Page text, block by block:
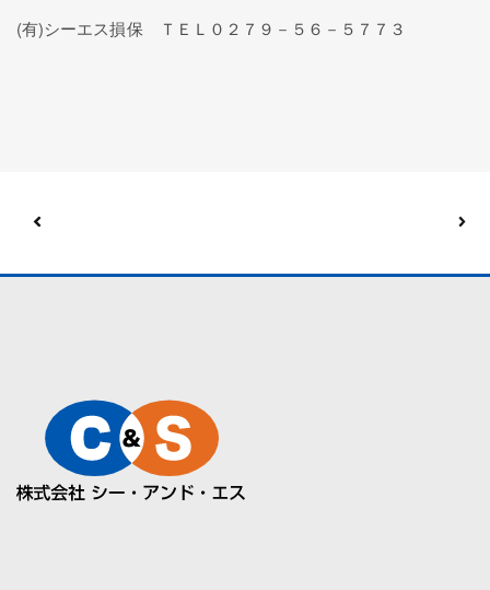
(有)シーエス損保 ＴＥＬ０２７９－５６－５７７３